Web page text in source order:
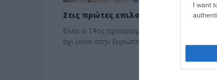
I want
Στις πρώτες επιλογές του τουρίστα
Είναι ο 14ος προορισμός παγκοσμίως «Η
όχι μόνο στην Ευρώπη αλλά και